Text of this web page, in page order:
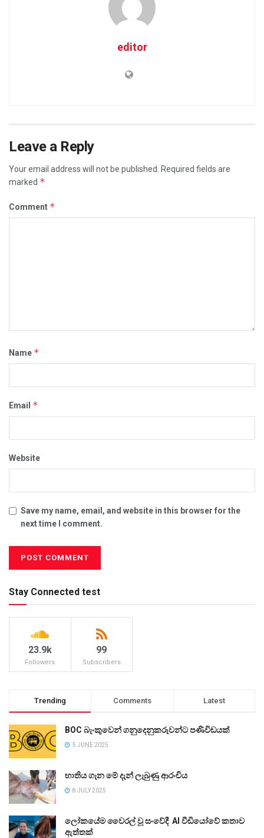
editor
Leave a Reply
Your email address will not be published.
Required fields are
marked *
Comment *
Name *
Email *
Website
Save my name, email, and website in this browser for the
next time I comment.
Stay Connected test
23.9k
Followers
99
Subscribers
Trending Comments Latest
BOC බැංකුවෙන් ගනුදෙනුකරුවන්ට පණිවිඩයක්
5 JUNE 2025
භාතිය ගැන මේ දැන් ලැබුණු ආරංචිය
8 JULY 2025
ලෝකයේම වෛරල් වූ සංවේදී AI වීඩියෝවේ කතාව
ඇත්තක්